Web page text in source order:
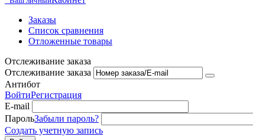
Заказы
Список сравнения
Отложенные товары
Отслеживание заказа
Отслеживание заказа
Антибот
ВойтиРегистрация
E-mail
ПарольЗабыли пароль?
Создать учетную запись